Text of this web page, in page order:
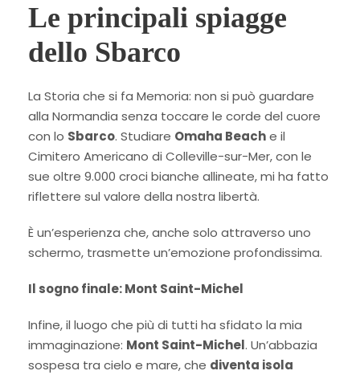
Le principali spiagge
dello Sbarco
La Storia che si fa Memoria: non si può guardare
alla Normandia senza toccare le corde del cuore
con lo Sbarco. Studiare Omaha Beache il
Cimitero Americano di Colleville-sur-Mer, con le
sue oltre 9.000 croci bianche allineate, mi ha fatto
riflettere sul valore della nostra libertà.
È un’esperienza che, anche solo attraverso uno
schermo, trasmette un’emozione profondissima.
Il sogno finale: Mont Saint-Michel
Infine, il luogo che più di tutti ha sfidato la mia
immaginazione: Mont Saint-Michel. Un’abbazia
sospesa tra cielo e mare, che diventa isola